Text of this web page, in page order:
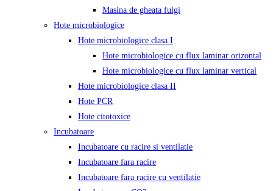
Masina de gheata fulgi
Hote microbiologice
Hote microbiologice clasa I
Hote microbiologice cu flux laminar orizontal
Hote microbiologice cu flux laminar vertical
Hote microbiologice clasa II
Hote PCR
Hote citotoxice
Incubatoare
Incubatoare cu racire si ventilatie
Incubatoare fara racire
Incubatoare fara racire cu ventilatie